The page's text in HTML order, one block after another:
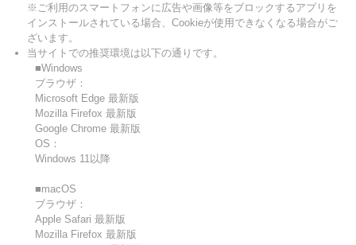
※ご利用のスマートフォンに広告や画像等をブロックするアプリを
インストールされている場合、Cookieが使用できなくなる場合がご
ざいます。
当サイトでの推奨環境は以下の通りです。
■Windows
ブラウザ：
Microsoft Edge 最新版
Mozilla Firefox 最新版
Google Chrome 最新版
OS：
Windows 11以降
■macOS
ブラウザ：
Apple Safari 最新版
Mozilla Firefox 最新版